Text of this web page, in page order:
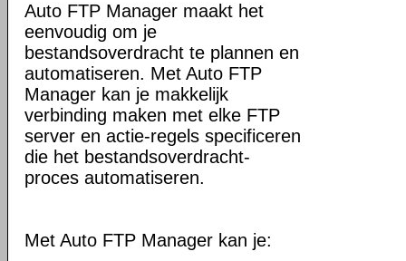
Auto FTP Manager maakt het
eenvoudig om je
bestandsoverdracht te plannen en
automatiseren. Met Auto FTP
Manager kan je makkelijk
verbinding maken met elke FTP
server en actie-regels specificeren
die het bestandsoverdracht-
proces automatiseren.
Met Auto FTP Manager kan je: